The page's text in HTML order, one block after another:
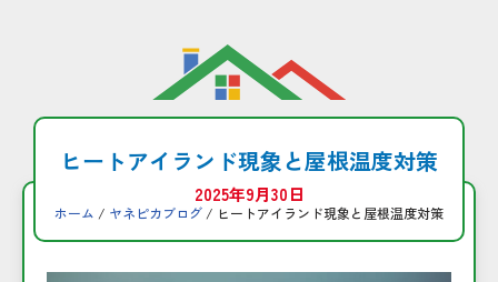
へ
ヒートアイランド現象と屋根温度対策
2025年9月30日
ホーム / ヤネピカブログ / ヒートアイランド現象と屋根温度対策